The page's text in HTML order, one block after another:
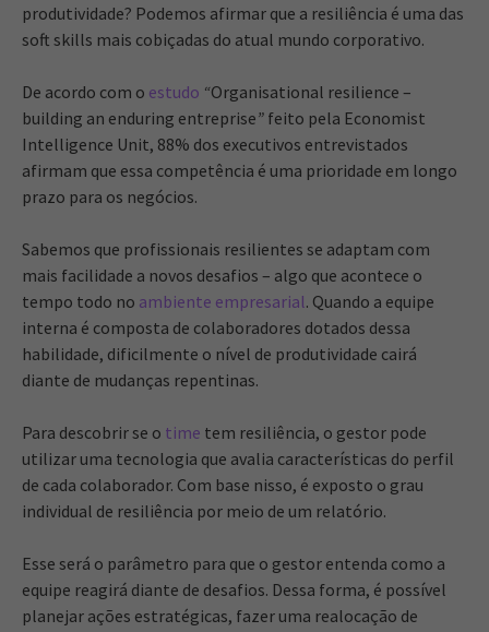
produtividade? Podemos afirmar que a resiliência é uma das
soft skills mais cobiçadas do atual mundo corporativo.
De acordo com o estudo “Organisational resilience –
building an enduring entreprise” feito pela Economist
Intelligence Unit, 88% dos executivos entrevistados
afirmam que essa competência é uma prioridade em longo
prazo para os negócios.
Sabemos que profissionais resilientes se adaptam com
mais facilidade a novos desafios – algo que acontece o
tempo todo no ambiente empresarial. Quando a equipe
interna é composta de colaboradores dotados dessa
habilidade, dificilmente o nível de produtividade cairá
diante de mudanças repentinas.
Para descobrir se o time tem resiliência, o gestor pode
utilizar uma tecnologia que avalia características do perfil
de cada colaborador. Com base nisso, é exposto o grau
individual de resiliência por meio de um relatório.
Esse será o parâmetro para que o gestor entenda como a
equipe reagirá diante de desafios. Dessa forma, é possível
planejar ações estratégicas, fazer uma realocação de